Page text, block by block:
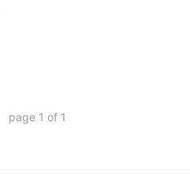
page 1 of 1